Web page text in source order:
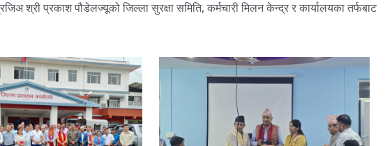
श्री प्रकाश पौडेलज्यूको जिल्ला सुरक्षा समिति, कर्मचारी मिलन केन्द्र र कार्यालयका तर्फबाट